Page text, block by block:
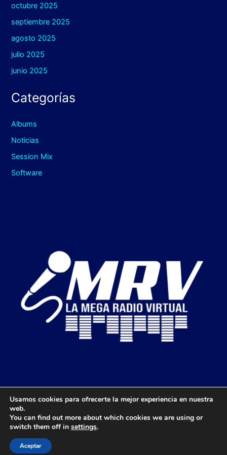
octubre 2025
septiembre 2025
agosto 2025
julio 2025
junio 2025
Categorías
Albums
Noticias
Session Mix
Software
Copyright © 2026 Mega Radio Virtual | Diseñado por: Lenen
Usamos cookies para ofrecerte la mejor experiencia en nuestra
web.
You can find out more about which cookies we are using or
switch them off in settings.
Aceptar